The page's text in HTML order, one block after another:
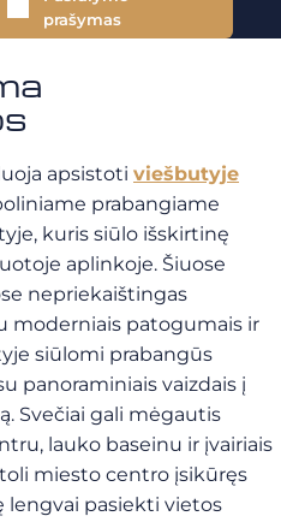
prašymas
apsistoti viešbutyje
prabangiame
kuris siūlo išskirtinę
aplinkoje. Šiuose
nepriekaištingas
moderniais patogumais ir
siūlomi prabangūs
panoraminiais vaizdais į
Svečiai gali mėgautis
lauko baseinu ir įvairiais
miesto centro įsikūręs
lengvai pasiekti vietos